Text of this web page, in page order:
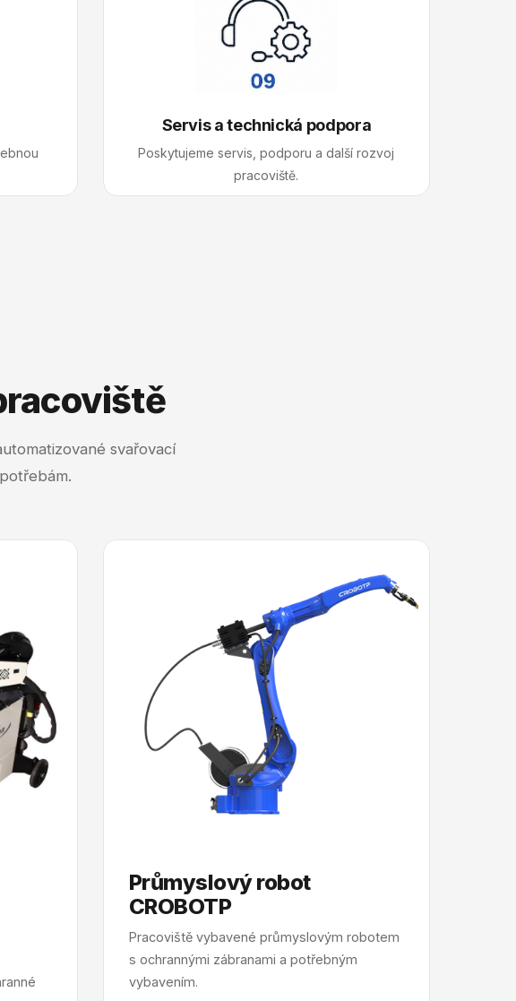
Servis a technická podpora
Poskytujeme servis, podporu a další rozvoj
pracoviště.
svařovací
Průmyslový robot
CROBOTP
Pracoviště vybavené průmyslovým robotem
s ochrannými zábranami a potřebným
vybavením.